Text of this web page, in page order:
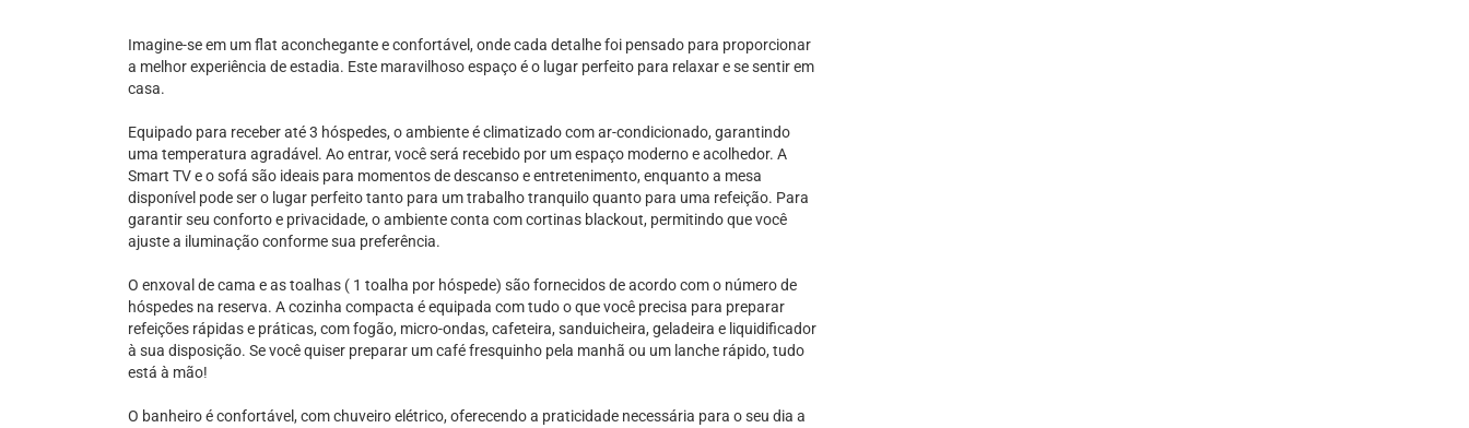
Imagine-se em um flat aconchegante e confortável, onde cada detalhe foi pensado para proporcionar
a melhor experiência de estadia. Este maravilhoso espaço é o lugar perfeito para relaxar e se sentir em
casa.
Equipado para receber até 3 hóspedes, o ambiente é climatizado com ar-condicionado, garantindo
uma temperatura agradável. Ao entrar, você será recebido por um espaço moderno e acolhedor. A
Smart TV e o sofá são ideais para momentos de descanso e entretenimento, enquanto a mesa
disponível pode ser o lugar perfeito tanto para um trabalho tranquilo quanto para uma refeição. Para
garantir seu conforto e privacidade, o ambiente conta com cortinas blackout, permitindo que você
ajuste a iluminação conforme sua preferência.
O enxoval de cama e as toalhas ( 1 toalha por hóspede) são fornecidos de acordo com o número de
hóspedes na reserva. A cozinha compacta é equipada com tudo o que você precisa para preparar
refeições rápidas e práticas, com fogão, micro-ondas, cafeteira, sanduicheira, geladeira e liquidificador
à sua disposição. Se você quiser preparar um café fresquinho pela manhã ou um lanche rápido, tudo
está à mão!
O banheiro é confortável, com chuveiro elétrico, oferecendo a praticidade necessária para o seu dia a